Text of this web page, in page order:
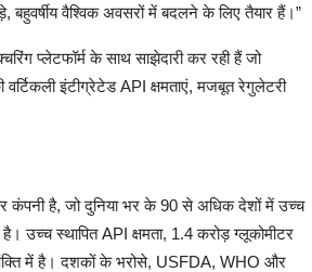
,बहुवर्षीय वैश्विक अवसरों में बदलने के लिए तैयार हैं।”
प्लेटफॉर्म के साथ साझेदारी कर रही हैं जो
वर्टिकली इंटीग्रेटेडAPI क्षमताएं,मजबूत रेगुलेटरी
कंपनी है,जो दुनिया भर के90से अधिक देशों में उच्च
है। उच्च स्थापितAPI क्षमता, 1.4करोड़ ग्लूकोमीटर
में है। दशकों के भरोसे, USFDA, WHO और